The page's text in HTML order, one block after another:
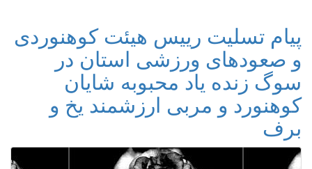
پیام تسلیت رییس هیئت کوهنوردی
و صعودهای ورزشی استان در
سوگ زنده یاد محبوبه شایان
کوهنورد و مربی ارزشمند یخ و
برف